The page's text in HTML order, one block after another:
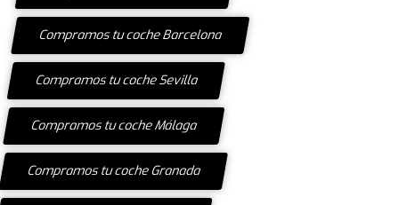
Compramos tu coche Barcelona
Compramos tu coche Sevilla
Compramos tu coche Málaga
Compramos tu coche Granada